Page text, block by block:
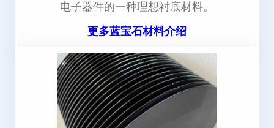
电子器件的一种理想衬底材料。
更多蓝宝石材料介绍